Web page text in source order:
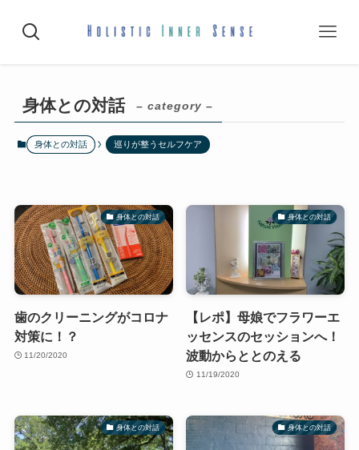
身体との対話 – category –
身体との対話 巡りが整うセルフケア
身体との対話
歯のクリーニングがコロナ
対策に！？
11/20/2020
身体との対話
【レポ】母娘でフラワーエ
ッセンスのセッションへ！
波動からととのえる
11/19/2020
身体との対話 身体との対話